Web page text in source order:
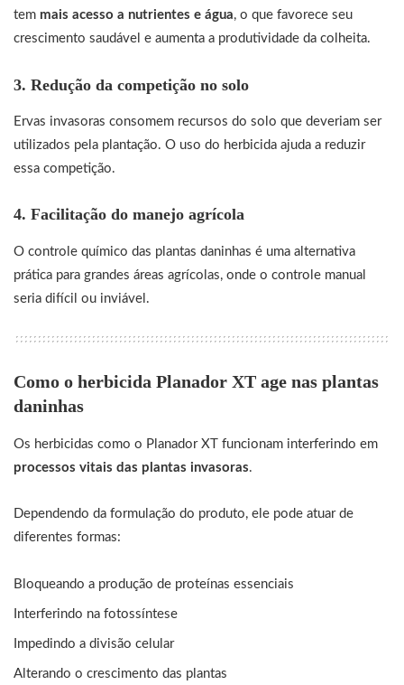
tem mais acesso a nutrientes e água, o que favorece seu
crescimento saudável e aumenta a produtividade da colheita.
3. Redução da competição no solo
Ervas invasoras consomem recursos do solo que deveriam ser
utilizados pela plantação. O uso do herbicida ajuda a reduzir
essa competição.
4. Facilitação do manejo agrícola
O controle químico das plantas daninhas é uma alternativa
prática para grandes áreas agrícolas, onde o controle manual
seria difícil ou inviável.
Como o herbicida Planador XT age nas plantas
daninhas
Os herbicidas como o Planador XT funcionam interferindo em
processos vitais das plantas invasoras.
Dependendo da formulação do produto, ele pode atuar de
diferentes formas:
Bloqueando a produção de proteínas essenciais
Interferindo na fotossíntese
Impedindo a divisão celular
Alterando o crescimento das plantas